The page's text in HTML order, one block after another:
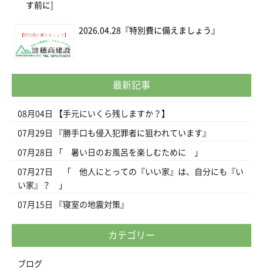
す前に]
2026.04.28 『特別費に備えましょう』
最新記事
08月04日 【手元にいくら残しますか？】
07月29日 『勝手口も侵入犯罪者に狙われています』
07月28日 「 暑い日のお風呂を楽しむために 」
07月27日
「 他人にとっての『いい家』は、自分にも『い
い家』？ 」
07月15日 『寝室の地震対策』
カテゴリー
ブログ